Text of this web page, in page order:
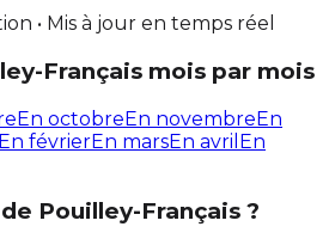
• Mis à jour en temps réel
Français mois par mois
En octobreEn novembreEn
En févrierEn marsEn avril En
Pouilley-Français ?